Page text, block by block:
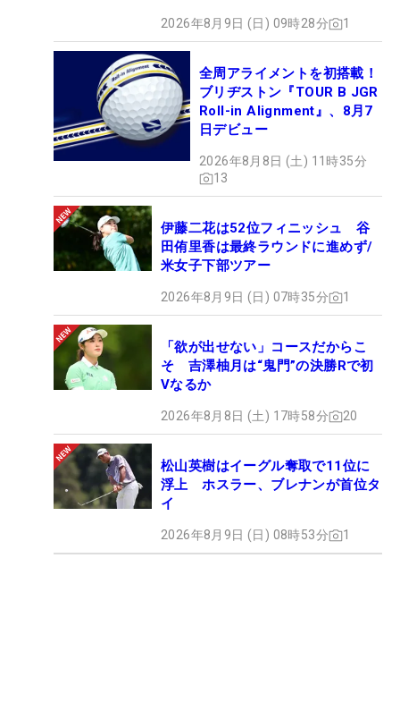
2026年8月9日 (日) 09時28分 1
全周アライメントを初搭載！
ブリヂストン『TOUR B JGR
Roll-in Alignment』、8月7
日デビュー
2026年8月8日 (土) 11時35分
13
伊藤二花は52位フィニッシュ 谷
田侑里香は最終ラウンドに進めず/
米女子下部ツアー
2026年8月9日 (日) 07時35分 1
「欲が出せない」コースだからこ
そ 吉澤柚月は“鬼門”の決勝Rで初
Vなるか
2026年8月8日 (土) 17時58分 20
松山英樹はイーグル奪取で11位に
浮上 ホスラー、ブレナンが首位タ
イ
2026年8月9日 (日) 08時53分 1